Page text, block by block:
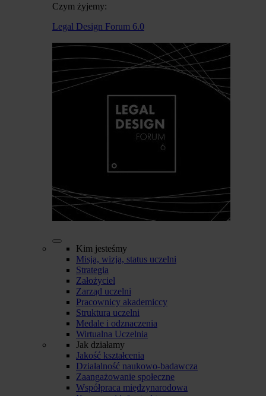
Czym żyjemy:
Legal Design Forum 6.0
Kim jesteśmy
Misja, wizja, status uczelni
Strategia
Założyciel
Zarząd uczelni
Pracownicy akademiccy
Struktura uczelni
Medale i odznaczenia
Wirtualna Uczelnia
Jak działamy
Jakość kształcenia
Działalność naukowo-badawcza
Zaangażowanie społeczne
Współpraca międzynarodowa